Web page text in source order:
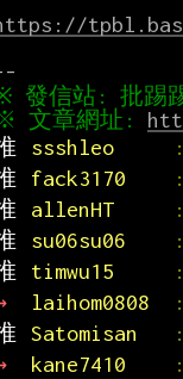
文章網址:
ssshleo
fack3170
allenHT
su06su06
timwu15
laihom0808
Satomisan
kane7410